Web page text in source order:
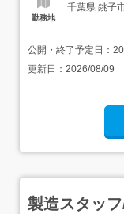
勤務地
千葉県 銚子
公開・終了予定日：
更新日： 2026/08/09
製造スタッ